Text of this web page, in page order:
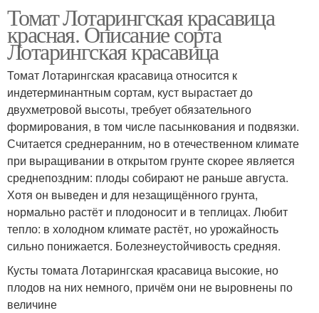
Томат Лотарингская красавица
красная. Описание сорта
Лотарингская красавица
Томат Лотарингская красавица относится к
индетерминантным сортам, куст вырастает до
двухметровой высоты, требует обязательного
формирования, в том числе пасынкования и подвязки.
Считается среднеранним, но в отечественном климате
при выращивании в открытом грунте скорее является
среднепоздним: плоды собирают не раньше августа.
Хотя он выведен и для незащищённого грунта,
нормально растёт и плодоносит и в теплицах. Любит
тепло: в холодном климате растёт, но урожайность
сильно понижается. Болезнеустойчивость средняя.
Кусты томата Лотарингская красавица высокие, но
плодов на них немного, причём они не выровнены по
величине